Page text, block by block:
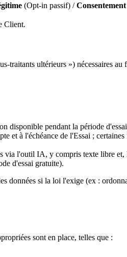
(Opt-in passif) /Consentement
Client.
traitants ultérieurs ») nécessaires
disponible pendant la période
et à l'échéance de l'Essai ;
l'outil IA, y compris texte libre et,
d'essai gratuite).
données si la loi l'exige (ex :
sont en place, telles que :